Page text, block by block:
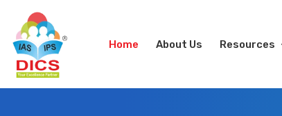
Home About Us Resources